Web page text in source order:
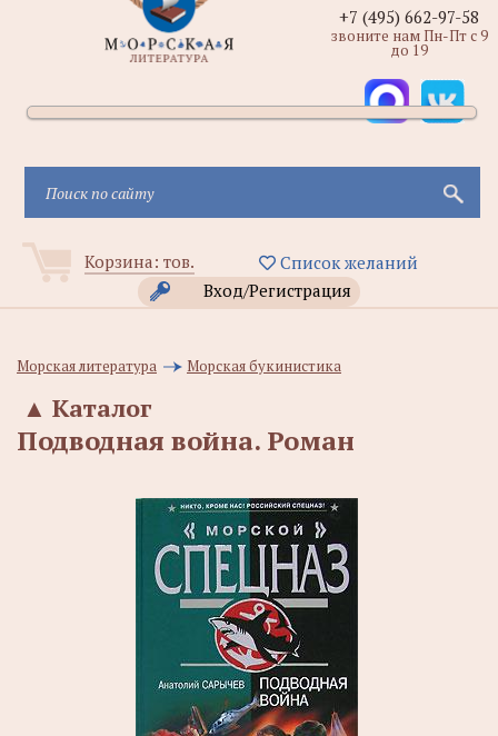
Корзина: тов.
Список желаний
Вход/Регистрация
+7 (495) 662-97-58
звоните нам Пн-Пт с 9
до 19
Морская литература Морская букинистика
Каталог
▲
Подводная война. Роман